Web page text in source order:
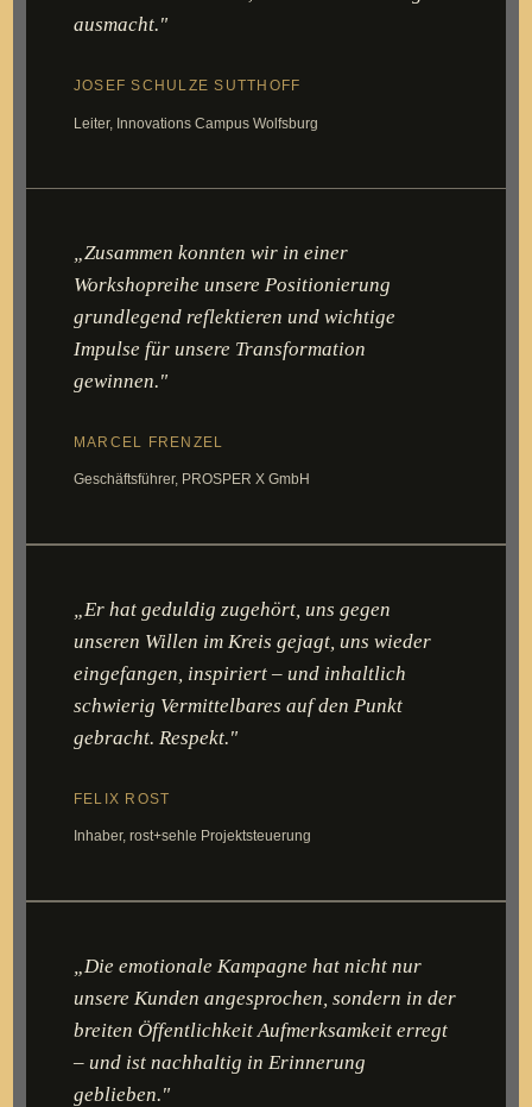
ausmacht."
JOSEF SCHULZE SUTTHOFF
Leiter, Innovations Campus Wolfsburg
„Zusammen konnten wir in einer
Workshopreihe unsere Positionierung
grundlegend reflektieren und wichtige
Impulse für unsere Transformation
gewinnen."
MARCEL FRENZEL
Geschäftsführer, PROSPER X GmbH
„Er hat geduldig zugehört, uns gegen
unseren Willen im Kreis gejagt, uns wieder
eingefangen, inspiriert – und inhaltlich
schwierig Vermittelbares auf den Punkt
gebracht. Respekt."
FELIX ROST
Inhaber, rost+sehle Projektsteuerung
„Die emotionale Kampagne hat nicht nur
unsere Kunden angesprochen, sondern in der
breiten Öffentlichkeit Aufmerksamkeit erregt
– und ist nachhaltig in Erinnerung
geblieben."